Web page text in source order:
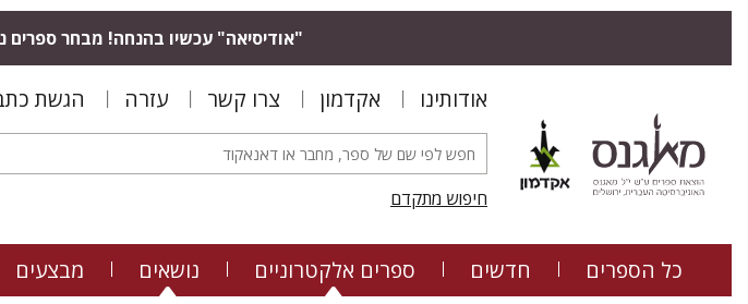
"אודיסיאה" עכשיו בהנחה! מבחר
אודותינו אקדמון צרו קשר עזרה הגשת
חיפוש מתקדם
כל הספרים חדשים ספרים אלקטרוניים נושאים מבצעים